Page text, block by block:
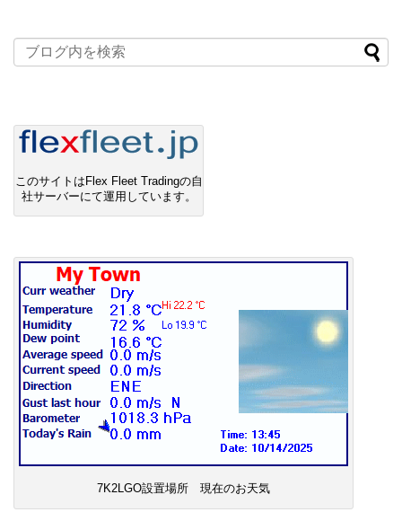
このサイトはFlex Fleet Tradingの自
社サーバーにて運用しています。
7K2LGO設置場所 現在のお天気